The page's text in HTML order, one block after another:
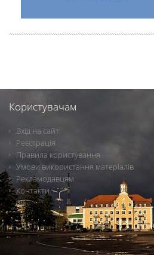
Користувачам
Вхід на сайт
Реєстрація
Правила користування
Умови використання матеріалів
Рекламодавцям
Контакти